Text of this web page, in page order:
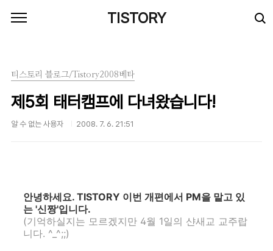
TISTORY
티스토리 블로그/Tistory2008베타
제5회 태터캠프에 다녀왔습니다!
알 수 없는 사용자 2008. 7. 6. 21:51
안녕하세요. TISTORY 이번 개편에서 PM을 맡고 있
는 '신짱'입니다.
(기억하실지는 모르겠지만 4월 1일의 샨새교 교주랍
니다. ^_^;;)